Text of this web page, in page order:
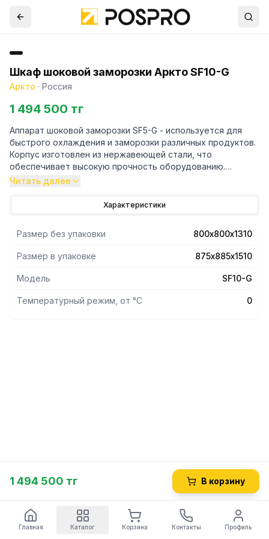
Шкаф шоковой заморозки Аркто SF10-G
Аркто · Россия
1 494 500 тг
Аппарат шоковой заморозки SF5-G - используется для
быстрого охлаждения и заморозки различных продуктов.
Корпус изготовлен из нержавеющей стали, что
обеспечивает высокую прочность оборудованию.
Характеристика: диапазон рабочих температур до -40С,
230/50 В/Гц, тип охлаждения динамический, тип оттайки
суточный расход электроэнергии - не более 12,0 кВ/ч,
потребляемая мощность 1,6 кВт
Читать далее
Характеристики
Размер без упаковки 800х800х1310
Размер в упаковке 875х885х1510
Модель SF10-G
Температурный режим, от °С 0
1 494 500 тг В корзину
Главная Каталог Корзина Контакты Профиль